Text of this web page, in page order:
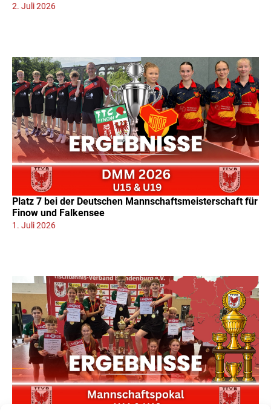
2. Juli 2026
Platz 7 bei der Deutschen Mannschaftsmeisterschaft für
Finow und Falkensee
1. Juli 2026